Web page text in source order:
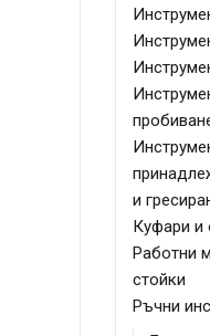
и
Куфари и
Работни
стойки
Ръчни